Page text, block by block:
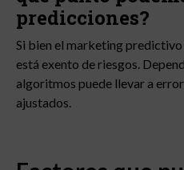
predicciones?
Si bien el marketing
está exento de riesgos.
algoritmos puede llevar a
ajustados.